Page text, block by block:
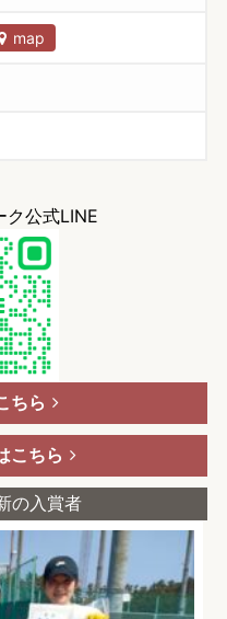
map
ク公式LINE
ちら
こちら
の入賞者